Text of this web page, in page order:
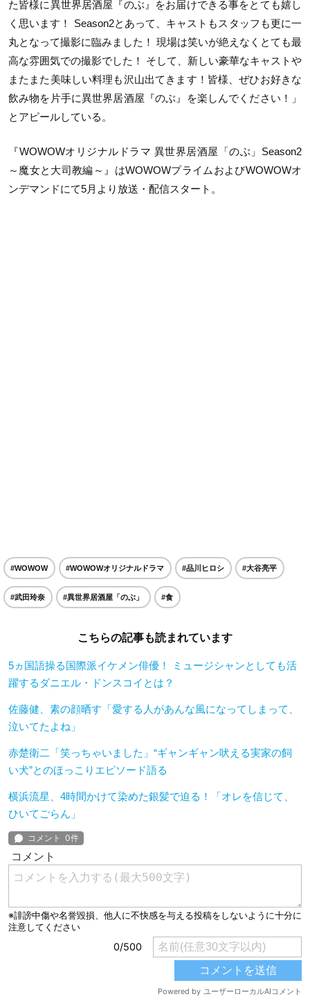
た皆様に異世界居酒屋『のぶ』をお届けできる事をとても嬉し
く思います！ Season2とあって、キャストもスタッフも更に一
丸となって撮影に臨みました！ 現場は笑いが絶えなくとても最
高な雰囲気での撮影でした！ そして、新しい豪華なキャストや
またまた美味しい料理も沢山出てきます！皆様、ぜひお好きな
飲み物を片手に異世界居酒屋『のぶ』を楽しんでください！」
とアピールしている。
『WOWOWオリジナルドラマ 異世界居酒屋「のぶ」Season2
～魔女と大司教編～』はWOWOWプライムおよびWOWOWオ
ンデマンドにて5月より放送・配信スタート。
#WOWOW #WOWOWオリジナルドラマ #品川ヒロシ #大谷亮平
#武田玲奈 #異世界居酒屋「のぶ」 #食
こちらの記事も読まれています
5ヵ国語操る国際派イケメン俳優！ ミュージシャンとしても活
躍するダニエル・ドンスコイとは？
佐藤健、素の顔晒す「愛する人があんな風になってしまって、
泣いてたよね」
赤楚衛二「笑っちゃいました」“ギャンギャン吠える実家の飼
い犬”とのほっこりエピソード語る
横浜流星、4時間かけて染めた銀髪で迫る！「オレを信じて、
ひいてごらん」